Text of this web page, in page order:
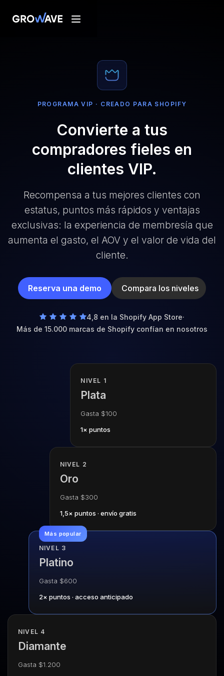
PROGRAMA VIP · CREADO PARA SHOPIFY
Convierte a tus
compradores fieles en
clientes VIP.
Recompensa a tus mejores clientes con
estatus, puntos más rápidos y ventajas
exclusivas: la experiencia de membresía que
aumenta el gasto, el AOV y el valor de vida del
cliente.
Reserva una demo Compara los niveles
4,8 en la Shopify App Store·
Más de 15.000 marcas de Shopify confían en nosotros
NIVEL 1
Plata
Gasta $100
1× puntos
NIVEL 2
Oro
Gasta $300
1,5× puntos · envío gratis
Más popular
NIVEL 3
Platino
Gasta $600
2× puntos · acceso anticipado
NIVEL 4
Diamante
Gasta $1.200